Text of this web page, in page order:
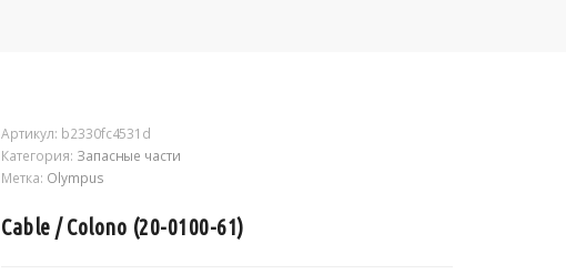
Артикул: b2330fc4531d
Категория: Запасные части
Метка: Olympus
Cable / Colono (20-0100-61)